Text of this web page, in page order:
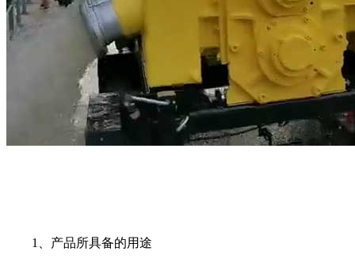
1、产品所具备的用途